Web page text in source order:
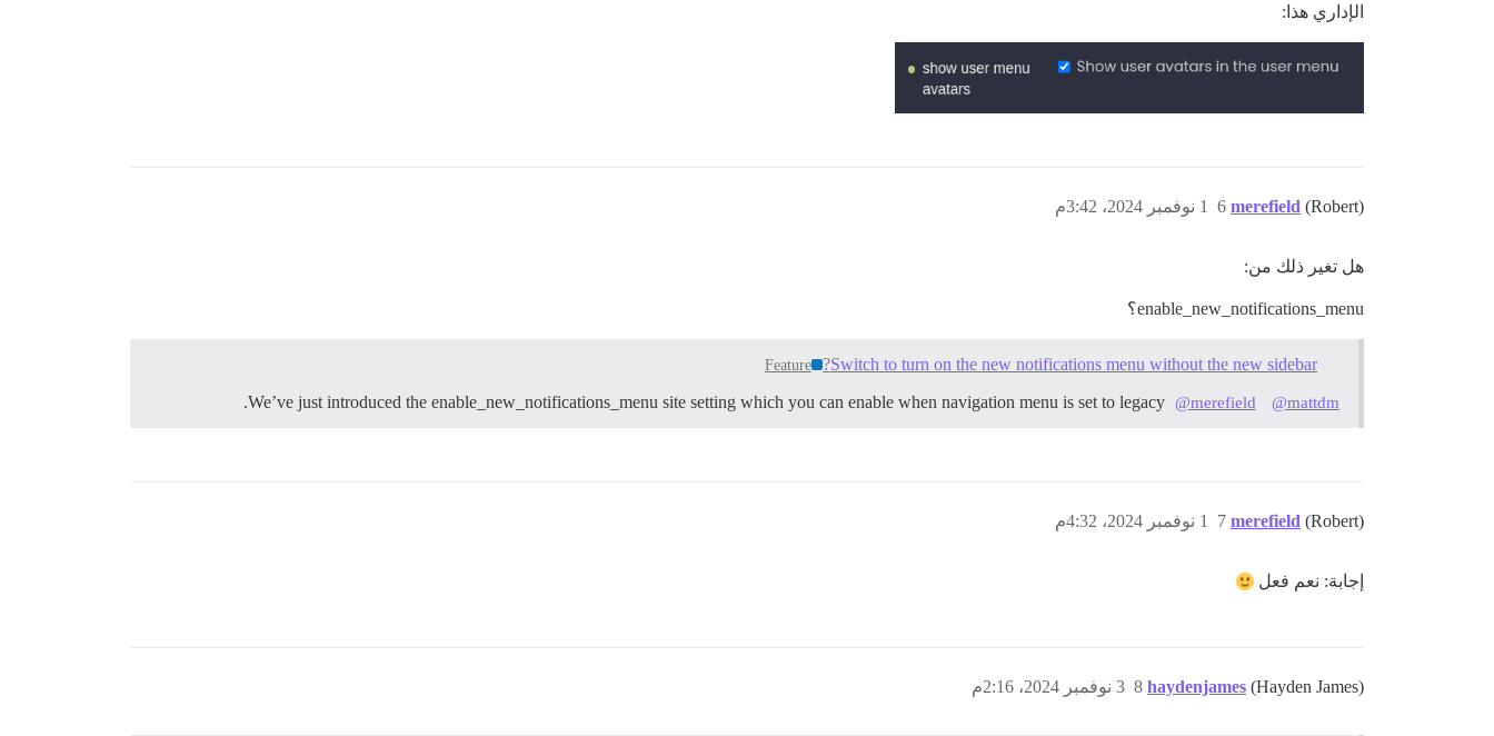
الإداري هذا:
merefield (Robert) 1 نوفمبر 2024، 3:42م 6
هل تغير ذلك من:
enable_new_notifications_menu؟
Switch to turn on the new notifications menu without the new sidebar?
Feature
@mattdm
@merefield
We’ve just introduced the enable_new_notifications_menu site setting which you can enable when navigation menu is set to legacy.
merefield (Robert) 1 نوفمبر 2024، 4:32م 7
إجابة: نعم فعل
haydenjames (Hayden James) 3 نوفمبر 2024، 2:16م 8